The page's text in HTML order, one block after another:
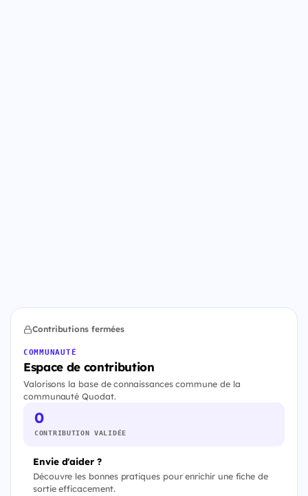
Contributions fermées
COMMUNAUTÉ
Espace de contribution
Valorisons la base de connaissances commune de la
communauté Quodat.
0
CONTRIBUTION VALIDÉE
Envie d'aider ?
Découvre les bonnes pratiques pour enrichir une fiche de
sortie efficacement.